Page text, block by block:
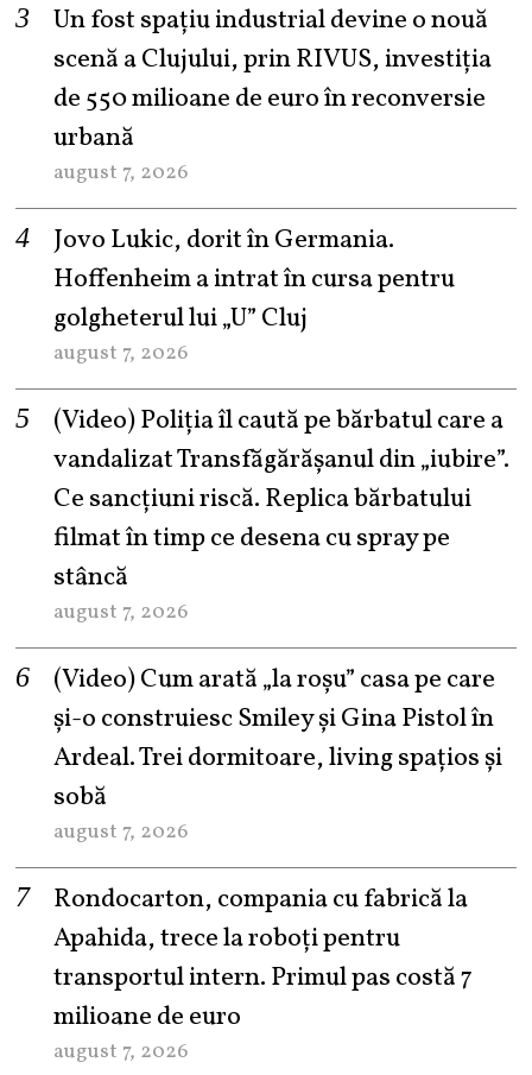
Un fost spațiu industrial devine o nouă
scenă a Clujului, prin RIVUS, investiția
de 550 milioane de euro în reconversie
urbană
august 7, 2026
Jovo Lukic, dorit în Germania.
Hoffenheim a intrat în cursa pentru
golgheterul lui „U” Cluj
august 7, 2026
(Video) Poliția îl caută pe bărbatul care a
vandalizat Transfăgărășanul din „iubire”.
Ce sancțiuni riscă. Replica bărbatului
filmat în timp ce desena cu spray pe
stâncă
august 7, 2026
(Video) Cum arată „la roşu” casa pe care
şi-o construiesc Smiley şi Gina Pistol în
Ardeal. Trei dormitoare, living spațios și
sobă
august 7, 2026
Rondocarton, compania cu fabrică la
Apahida, trece la roboți pentru
transportul intern. Primul pas costă 7
milioane de euro
august 7, 2026